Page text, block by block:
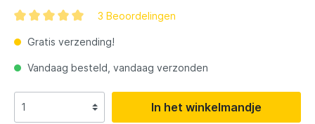
3 Beoordelingen
Gratis verzending!
Vandaag besteld, vandaag verzonden
In het winkelmandje